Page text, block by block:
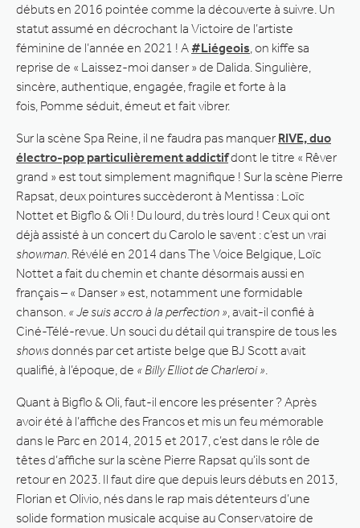
débuts en 2016 pointée comme la découverte à suivre. Un
statut assumé en décrochant la Victoire de l’artiste
féminine de l’année en 2021 ! A #Liégeois , on kiffe sa
reprise de « Laissez-moi danser » de Dalida. Singulière,
sincère, authentique, engagée, fragile et forte à la
fois, Pomme séduit, émeut et fait vibrer.
Sur la scène Spa Reine, il ne faudra pas manquer RIVE, duo
électro-pop particulièrement addictifdont le titre « Rêver
grand » est tout simplement magnifique ! Sur la scène Pierre
Rapsat, deux pointures succèderont à Mentissa : Loïc
Nottet et Bigflo & Oli ! Du lourd, du très lourd ! Ceux qui ont
déjà assisté à un concert du Carolo le savent : c’est un vrai
showman . Révélé en 2014 dans The Voice Belgique, Loïc
Nottet a fait du chemin et chante désormais aussi en
français – « Danser » est, notamment une formidable
chanson. « Je suis accro à la perfection » , avait-il confié à
Ciné-Télé-revue. Un souci du détail qui transpire de tous les
showsdonnés par cet artiste belge que BJ Scott avait
qualifié, à l’époque, de « Billy Elliot de Charleroi »
Quant à Bigflo & Oli, faut-il encore les présenter ? Après
avoir été à l’affiche des Francos et mis un feu mémorable
dans le Parc en 2014, 2015 et 2017, c’est dans le rôle de
têtes d’affiche sur la scène Pierre Rapsat qu’ils sont de
retour en 2023. Il faut dire que depuis leurs débuts en 2013,
Florian et Olivio, nés dans le rap mais détenteurs d’une
solide formation musicale acquise au Conservatoire de